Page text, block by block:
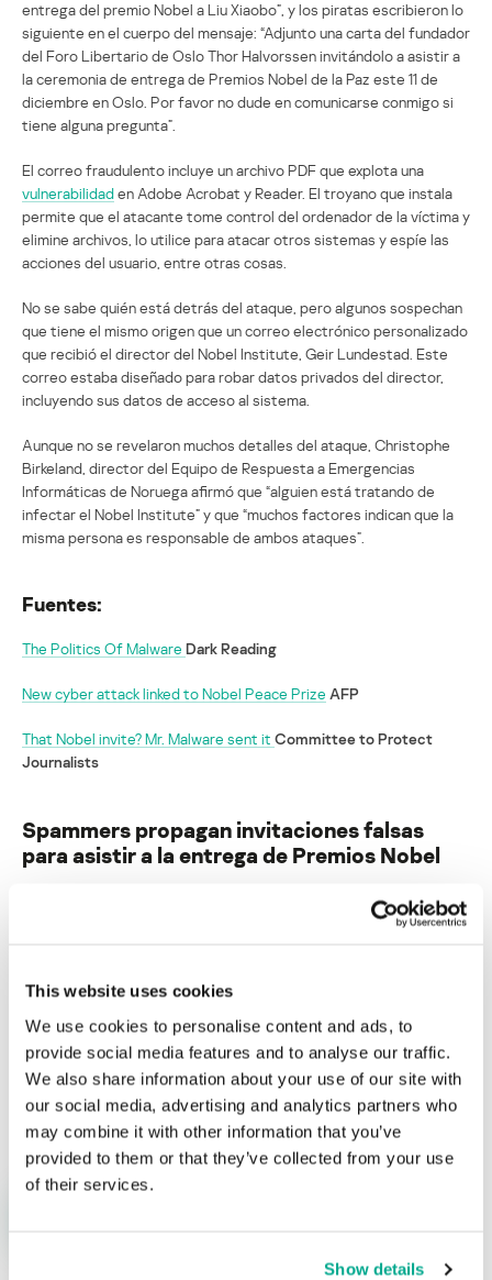
This website uses cookies
We use cookies to personalise content and ads, to
provide social media features and to analyse our traffic.
We also share information about your use of our site with
our social media, advertising and analytics partners who
may combine it with other information that you’ve
provided to them or that they’ve collected from your use
of their services.
Show details
entrega del premio Nobel a Liu Xiaobo”, y los piratas escribieron lo
siguiente en el cuerpo del mensaje: “Adjunto una carta del fundador
del Foro Libertario de Oslo Thor Halvorssen invitándolo a asistir a
la ceremonia de entrega de Premios Nobel de la Paz este 11 de
diciembre en Oslo. Por favor no dude en comunicarse conmigo si
tiene alguna pregunta”.
El correo fraudulento incluye un archivo PDF que explota una
vulnerabilidaden Adobe Acrobat y Reader. El troyano que instala
permite que el atacante tome control del ordenador de la víctima y
elimine archivos, lo utilice para atacar otros sistemas y espíe las
acciones del usuario, entre otras cosas.
No se sabe quién está detrás del ataque, pero algunos sospechan
que tiene el mismo origen que un correo electrónico personalizado
que recibió el director del Nobel Institute, Geir Lundestad. Este
correo estaba diseñado para robar datos privados del director,
incluyendo sus datos de acceso al sistema.
Aunque no se revelaron muchos detalles del ataque, Christophe
Birkeland, director del Equipo de Respuesta a Emergencias
Informáticas de Noruega afirmó que “alguien está tratando de
infectar el Nobel Institute” y que “muchos factores indican que la
misma persona es responsable de ambos ataques”.
Fuentes:
The Politics Of Malware Dark Reading
New cyber attack linked to Nobel Peace Prize AFP
That Nobel invite? Mr. Malware sent it Committee to Protect
Journalists
Spammers propagan invitaciones falsas
para asistir a la entrega de Premios Nobel
Su dirección de correo electrónico no será publicada. Los
Correo electrónico